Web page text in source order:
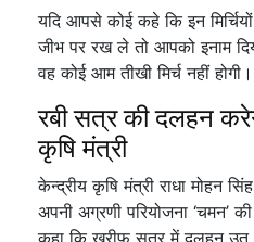
यदि आपसे कोई कहे कि इन
जीभ पर रख ले तो आपको इनाम
वह कोई आम तीखी मिर्च नहीं
रबी सत्र की दलहन
कृषि मंत्री
केन्द्रीय कृषि मंत्री राधा मोहन
अपनी अग्रणी परियोजना ‘चमन’
कहा कि खरीफ सत्र में दलहन